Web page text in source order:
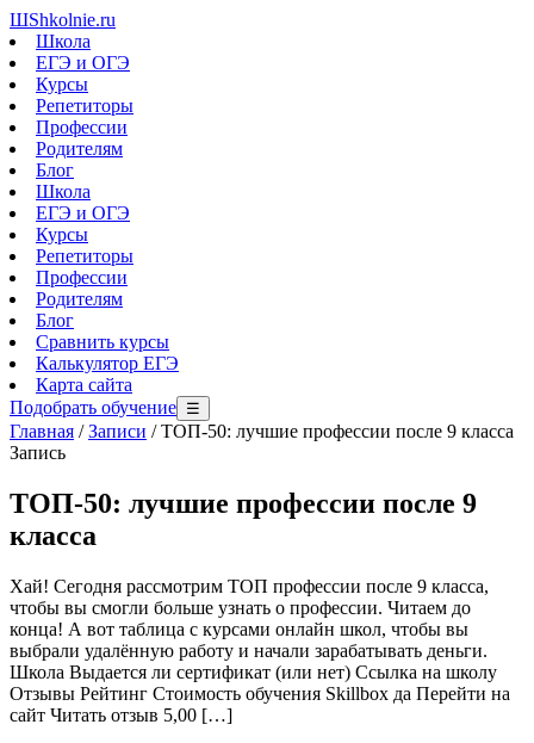
ШShkolnie.ru
Школа
ЕГЭ и ОГЭ
Курсы
Репетиторы
Профессии
Родителям
Блог
Школа
ЕГЭ и ОГЭ
Курсы
Репетиторы
Профессии
Родителям
Блог
Сравнить курсы
Калькулятор ЕГЭ
Карта сайта
Подобрать обучение ☰
Главная /Записи /ТОП-50: лучшие профессии после 9 класса
Запись
ТОП-50: лучшие профессии после 9
класса
Хай! Сегодня рассмотрим ТОП профессии после 9 класса,
чтобы вы смогли больше узнать о профессии. Читаем до
конца! А вот таблица с курсами онлайн школ, чтобы вы
выбрали удалённую работу и начали зарабатывать деньги.
Школа Выдается ли сертификат (или нет) Ссылка на школу
Отзывы Рейтинг Стоимость обучения Skillbox да Перейти на
сайт Читать отзыв 5,00 […]